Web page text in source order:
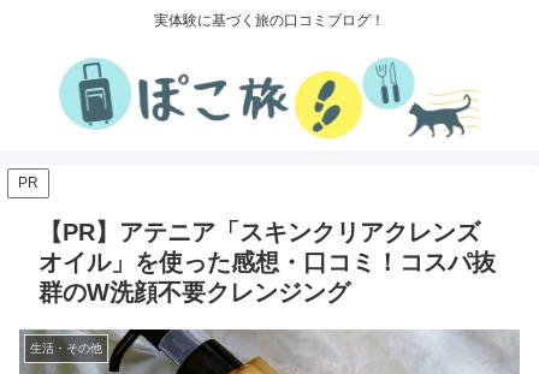
実体験に基づく旅の口コミブログ！
PR
【PR】アテニア「スキンクリアクレンズ
オイル」を使った感想・口コミ！コスパ抜
群のW洗顔不要クレンジング
生活・その他